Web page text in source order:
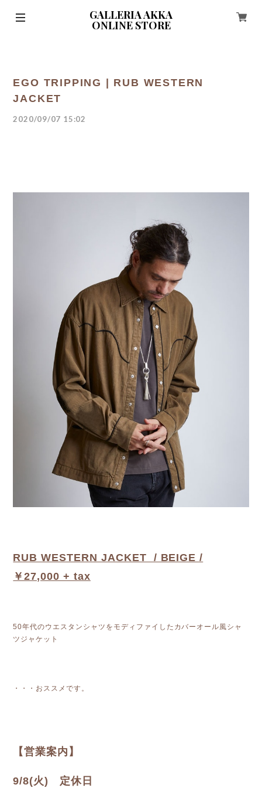
GALLERIA AKKA
ONLINE STORE
EGO TRIPPING | RUB WESTERN
JACKET
2020/09/07 15:02
RUB WESTERN JACKET / BEIGE /
￥27,000 + tax
50年代のウエスタンシャツをモディファイしたカバーオール風シャ
ツジャケット
・・・おススメです。
【営業案内】
9/8(火) 定休日